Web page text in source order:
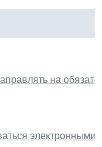
на
электронными